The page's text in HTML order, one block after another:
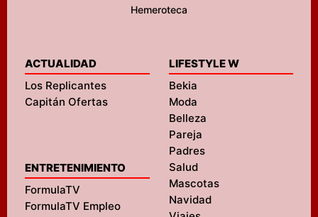
Hemeroteca
ACTUALIDAD
Los Replicantes
Capitán Ofertas
ENTRETENIMIENTO
FormulaTV
FormulaTV Empleo
LIFESTYLE W
Bekia
Moda
Belleza
Pareja
Padres
Salud
Mascotas
Navidad